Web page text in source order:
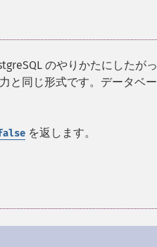
のやりかたにしたがっ
と同じ形式です。データベー
を返します。